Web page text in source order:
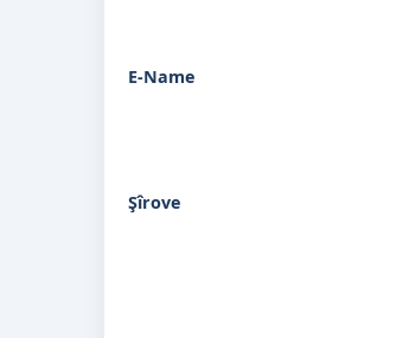
E-Name
Şîrove